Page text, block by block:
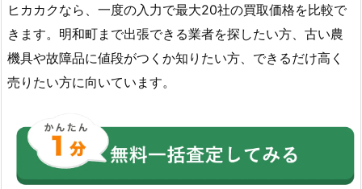
ヒカカクなら、一度の入力で最大20社の買取価格を比較で
きます。明和町まで出張できる業者を探したい方、古い農
機具や故障品に値段がつくか知りたい方、できるだけ高く
売りたい方に向いています。